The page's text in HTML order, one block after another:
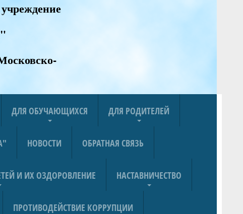
ДЛЯ ОБУЧАЮЩИХСЯ ДЛЯ РОДИТЕЛЕЙ
НОВОСТИ ОБРАТНАЯ СВЯЗЬ
И ИХ ОЗДОРОВЛЕНИЕ НАСТАВНИЧЕСТВО
ПРОТИВОДЕЙСТВИЕ КОРРУПЦИИ